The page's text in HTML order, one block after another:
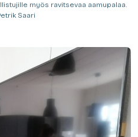
myös ravitsevaa aamupalaa.
Saari